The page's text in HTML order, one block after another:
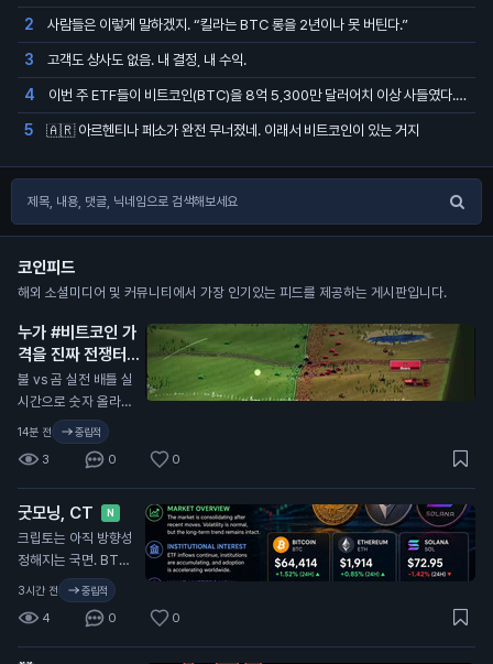
2 사람들은 이렇게 말하겠지. “킬라는 BTC 롱을 2년이나 못 버틴다.”
3 고객도 상사도 없음. 내 결정, 내 수익.
4 이번 주 ETF들이 비트코인(BTC)을 8억 5,300만 달러어치 이상 사들였다. 지난 15주 중 가장 큰 주간 매수다
5 🇦🇷 아르헨티나 페소가 완전 무너졌네. 이래서 비트코인이 있는 거지
코인피드
해외 소셜미디어 및 커뮤니티에서 가장 인기있는 피드를 제공하는 게시판입니다.
누가 #비트코인 가
격을 진짜 전쟁터처
럼 보여주는 사이트
를 만들어놨다
불 vs 곰 실전 배틀 실
시간으로 숫자 올라가
는 거 보자 🚀
14분 전 중립적
3 0 0
굿모닝, CT N
크립토는 아직 방향성
정해지는 국면. BTC
는 약 $64.4K로 24
시간 기준 +1.5%. ET
H는 약 $1.91K, SOL
은 약 $73로, 단기적
3시간 전 중립적
4 0 0